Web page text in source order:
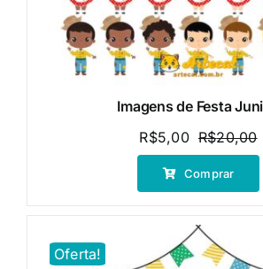
Imagens de Festa
R$20,00O
R$5,00
O
é:
Comprar
Oferta!